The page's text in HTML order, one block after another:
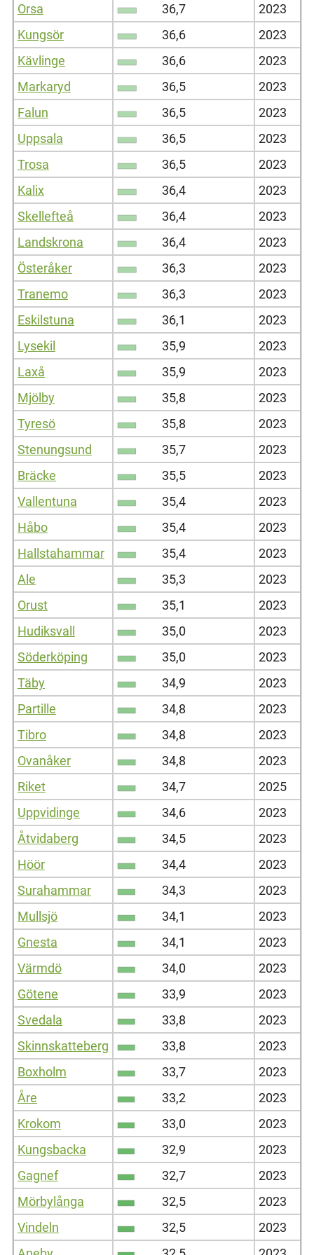
Orsa
36,7
2023
Kungsör
36,6
2023
Kävlinge
36,6
2023
Markaryd
36,5
2023
Falun
36,5
2023
Uppsala
36,5
2023
Trosa
36,5
2023
Kalix
36,4
2023
Skellefteå
36,4
2023
Landskrona
36,4
2023
Österåker
36,3
2023
Tranemo
36,3
2023
Eskilstuna
36,1
2023
Lysekil
35,9
2023
Laxå
35,9
2023
Mjölby
35,8
2023
Tyresö
35,8
2023
Stenungsund
35,7
2023
Bräcke
35,5
2023
Vallentuna
35,4
2023
Håbo
35,4
2023
Hallstahammar
35,4
2023
Ale
35,3
2023
Orust
35,1
2023
Hudiksvall
35,0
2023
Söderköping
35,0
2023
Täby
34,9
2023
Partille
34,8
2023
Tibro
34,8
2023
Ovanåker
34,8
2023
Riket
34,7
2025
Uppvidinge
34,6
2023
Åtvidaberg
34,5
2023
Höör
34,4
2023
Surahammar
34,3
2023
Mullsjö
34,1
2023
Gnesta
34,1
2023
Värmdö
34,0
2023
Götene
33,9
2023
Svedala
33,8
2023
Skinnskatteberg
33,8
2023
Boxholm
33,7
2023
Åre
33,2
2023
Krokom
33,0
2023
Kungsbacka
32,9
2023
Gagnef
32,7
2023
Mörbylånga
32,5
2023
Vindeln
32,5
2023